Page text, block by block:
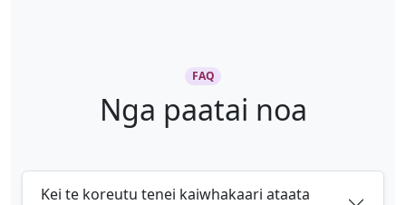
FAQ
Nga paatai ​​noa
Kei te koreutu tenei kaiwhakaari ataata